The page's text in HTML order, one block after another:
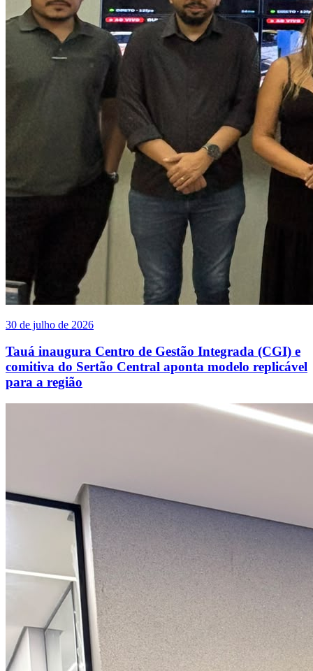
30 de julho de 2026
Tauá inaugura Centro de Gestão Integrada (CGI) e
comitiva do Sertão Central aponta modelo replicável
para a região